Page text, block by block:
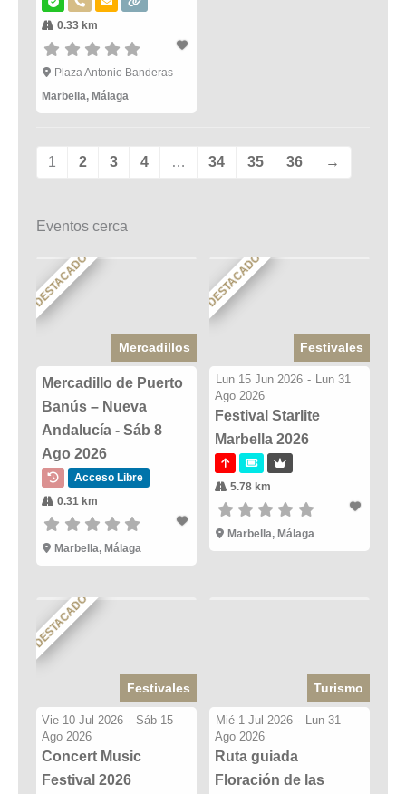
0.33 km
Plaza Antonio Banderas
Marbella, Málaga
1 2 3 4 … 34 35 36 →
Eventos cerca
DESTACADO
Mercadillos
Mercadillo de Puerto
Banús – Nueva
Andalucía - Sáb 8
Ago 2026
Acceso Libre
0.31 km
Marbella, Málaga
DESTACADO
Festivales
Lun 15 Jun 2026 - Lun 31
Ago 2026
Festival Starlite
Marbella 2026
5.78 km
Marbella, Málaga
DESTACADO
Festivales
Vie 10 Jul 2026 - Sáb 15
Ago 2026
Concert Music
Festival 2026
Turismo
Mié 1 Jul 2026 - Lun 31
Ago 2026
Ruta guiada
Floración de las